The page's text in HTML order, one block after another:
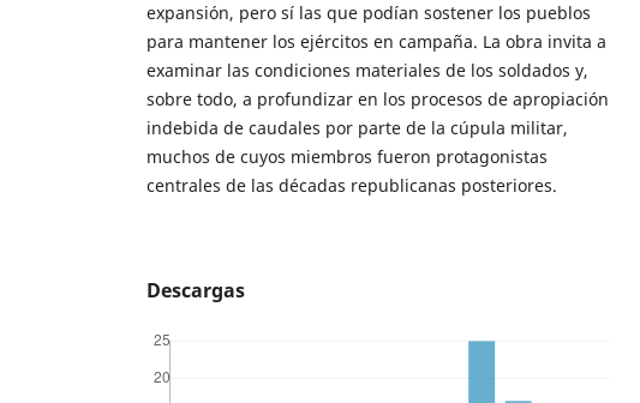
expansión, pero sí las que podían sostener los pueblos
para mantener los ejércitos en campaña. La obra invita a
examinar las condiciones materiales de los soldados y,
sobre todo, a profundizar en los procesos de apropiación
indebida de caudales por parte de la cúpula militar,
muchos de cuyos miembros fueron protagonistas
centrales de las décadas republicanas posteriores.
Descargas